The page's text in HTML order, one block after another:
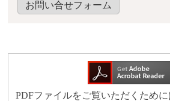
お問い合せフォーム
PDFファイルをご覧いただくために